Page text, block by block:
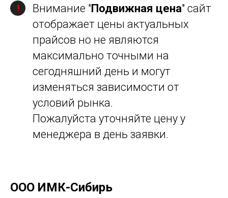
! Внимание "Подвижная цена" сайт
отображает цены актуальных
прайсов но не являются
максимально точными на
сегодняшний день и могут
изменяться зависимости от
условий рынка.
Пожалуйста уточняйте цену у
менеджера в день заявки.
ООО ИМК-Сибирь